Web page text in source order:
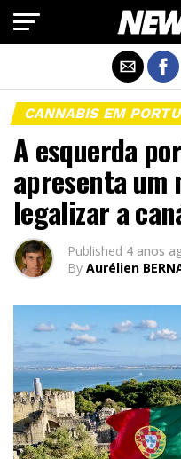
CANNABIS EM
A esquerda
apresenta um
legalizar a
Published 4 anos
By Aurélien
Exit